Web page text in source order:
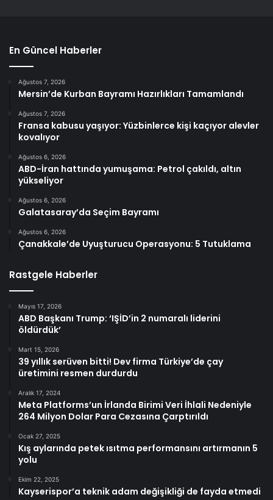
En Güncel Haberler
Ağustos 7, 2026
Mersin’de Kurban Bayramı Hazırlıkları Tamamlandı
Ağustos 7, 2026
Fransa kabusu yaşıyor: Yüzbinlerce kişi kaçıyor alevler
kovalıyor
Ağustos 6, 2026
ABD-İran hattında yumuşama: Petrol çakıldı, altın
yükseliyor
Ağustos 6, 2026
Galatasaray’da Seçim Bayramı
Ağustos 6, 2026
Çanakkale’de Uyuşturucu Operasyonu: 5 Tutuklama
Rastgele Haberler
Mayıs 17, 2026
ABD Başkanı Trump: ‘IŞİD’in 2 numaralı liderini
öldürdük’
Mart 15, 2026
39 yıllık serüven bitti! Dev firma Türkiye’de çay
üretimini resmen durdurdu
Aralık 17, 2024
Meta Platforms’un İrlanda Birimi Veri İhlali Nedeniyle
264 Milyon Dolar Para Cezasına Çarptırıldı
Ocak 27, 2025
Kış aylarında petek ısıtma performansını artırmanın 5
yolu
Ekim 22, 2025
Kayserispor’a teknik adam değişikliği de fayda etmedi